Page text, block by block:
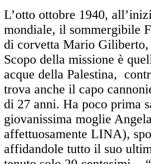
L’otto ottobre 1940,
mondiale, il sommergibile
di corvetta Mario Giliberto,
Scopo della missione è
acque della Palestina,
trova anche il capo
di 27 anni. Ha poco prima
giovanissima moglie
affettuosamente LINA),
affidandole tutto il suo